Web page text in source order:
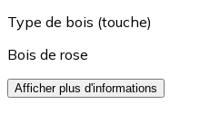
Type de bois (touche)
Bois de rose
Afficher plus d'informations